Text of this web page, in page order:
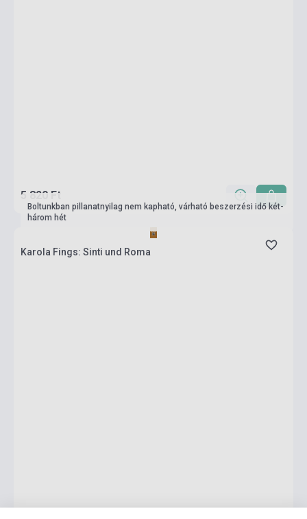
5 820 Ft
Boltunkban pillanatnyilag nem kapható, várható beszerzési idő két-
három hét
Karola Fings: Sinti und Roma